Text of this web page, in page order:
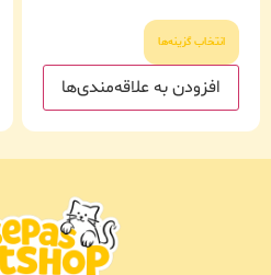
انتخاب گزینه‌ها
افزودن به علاقه‌مندی‌ها